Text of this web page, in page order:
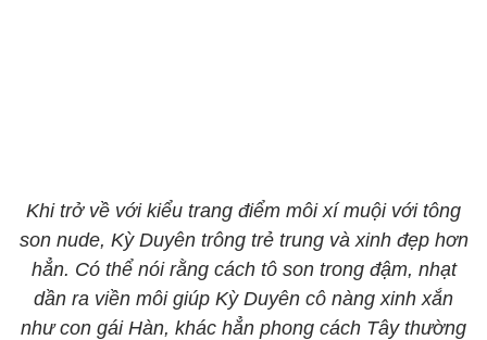
Khi trở về với kiểu trang điểm môi xí muội với tông
son nude, Kỳ Duyên trông trẻ trung và xinh đẹp hơn
hẳn. Có thể nói rằng cách tô son trong đậm, nhạt
dần ra viền môi giúp Kỳ Duyên cô nàng xinh xắn
như con gái Hàn, khác hẳn phong cách Tây thường